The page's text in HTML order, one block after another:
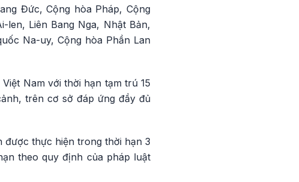
Đức, Cộng hòa Pháp, Cộng
len, Liên Bang Nga, Nhật Bản,
Na-uy, Cộng hòa Phần Lan
Nam với thời hạn tạm trú 15
trên cơ sở đáp ứng đầy đủ
được thực hiện trong thời hạn 3
theo quy định của pháp luật